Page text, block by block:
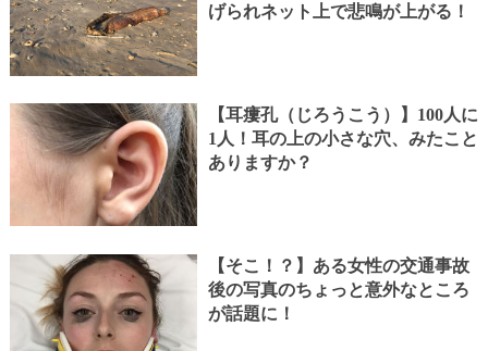
げられネット上で悲鳴が上がる！
【耳瘻孔（じろうこう）】100人に
1人！耳の上の小さな穴、みたこと
ありますか？
【そこ！？】ある女性の交通事故
後の写真のちょっと意外なところ
が話題に！